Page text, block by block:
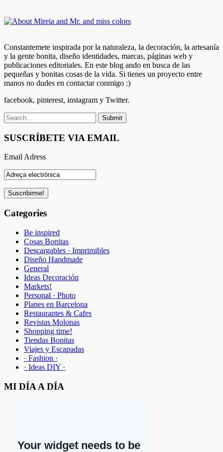
Constantemete inspirada por la naturaleza, la decoración, la artesanía
y la gente bonita, diseño identidades, marcas, páginas web y
publicaciones editoriales. En este blog ando en busca de las
pequeñas y bonitas cosas de la vida. Si tienes un proyecto entre
manos no dudes en contactar conmigo :)
facebook, pinterest, instagram y Twitter.
SUSCRÍBETE VIA EMAIL
Email Adress
Categories
Be inspired
Cosas Bonitas
Descargables · Imprimibles
Diseño Handmade
General
Ideas Decoración
Markets!
Personal · Photo
Planes en Barcelona
Restaurantes & Cafes
Revistas Molonas
Shopping time!
Tiendas Bonitas
Viajes y Escapadas
· Fashion ·
· Ideas DIY ·
MI DÍA A DÍA